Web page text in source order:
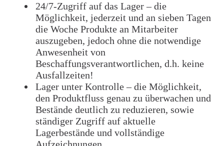
24/7-Zugriff auf das Lager – die
Möglichkeit, jederzeit und an sieben Tagen
die Woche Produkte an Mitarbeiter
auszugeben, jedoch ohne die notwendige
Anwesenheit von
Beschaffungsverantwortlichen, d.h. keine
Ausfallzeiten!
Lager unter Kontrolle – die Möglichkeit,
den Produktfluss genau zu überwachen und
Bestände deutlich zu reduzieren, sowie
ständiger Zugriff auf aktuelle
Lagerbestände und vollständige